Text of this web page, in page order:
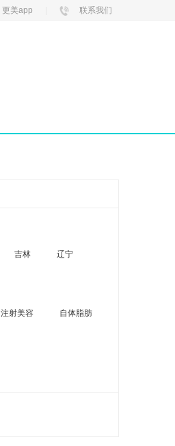
更美app 联系我们
吉林 辽宁
注射美容 自体脂肪